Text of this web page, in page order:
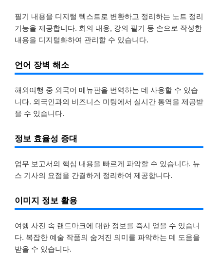
필기 내용을 디지털 텍스트로 변환하고 정리하는 노트 정리
기능을 제공합니다. 회의 내용, 강의 필기 등 손으로 작성한
내용을 디지털화하여 관리할 수 있습니다.
언어 장벽 해소
해외여행 중 외국어 메뉴판을 번역하는 데 사용할 수 있습
니다. 외국인과의 비즈니스 미팅에서 실시간 통역을 제공받
을 수 있습니다.
정보 효율성 증대
업무 보고서의 핵심 내용을 빠르게 파악할 수 있습니다. 뉴
스 기사의 요점을 간결하게 정리하여 제공합니다.
이미지 정보 활용
여행 사진 속 랜드마크에 대한 정보를 즉시 얻을 수 있습니
다. 복잡한 예술 작품의 숨겨진 의미를 파악하는 데 도움을
받을 수 있습니다.